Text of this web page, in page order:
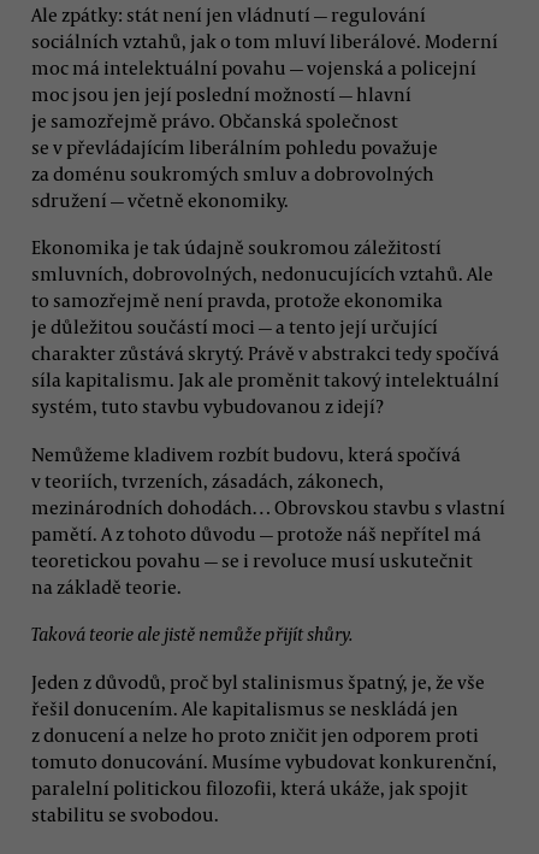
Ale zpátky: stát není jen vládnutí — regulování
sociálních vztahů, jak o tom mluví liberálové. Moderní
moc má intelektuální povahu — vojenská a policejní
moc jsou jen její poslední možností — hlavní
je samozřejmě právo. Občanská společnost
se v převládajícím liberálním pohledu považuje
za doménu soukromých smluv a dobrovolných
sdružení — včetně ekonomiky.
Ekonomika je tak údajně soukromou záležitostí
smluvních, dobrovolných, nedonucujících vztahů. Ale
to samozřejmě není pravda, protože ekonomika
je důležitou součástí moci — a tento její určující
charakter zůstává skrytý. Právě v abstrakci tedy spočívá
síla kapitalismu. Jak ale proměnit takový intelektuální
systém, tuto stavbu vybudovanou z idejí?
Nemůžeme kladivem rozbít budovu, která spočívá
v teoriích, tvrzeních, zásadách, zákonech,
mezinárodních dohodách… Obrovskou stavbu s vlastní
pamětí. A z tohoto důvodu — protože náš nepřítel má
teoretickou povahu — se i revoluce musí uskutečnit
na základě teorie.
Taková teorie ale jistě nemůže přijít shůry.
Jeden z důvodů, proč byl stalinismus špatný, je, že vše
řešil donucením. Ale kapitalismus se neskládá jen
z donucení a nelze ho proto zničit jen odporem proti
tomuto donucování. Musíme vybudovat konkurenční,
paralelní politickou filozofii, která ukáže, jak spojit
stabilitu se svobodou.